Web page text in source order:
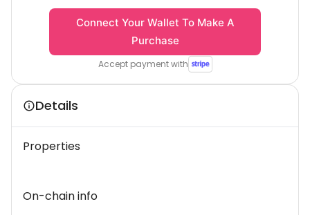
Connect Your Wallet To Make A
Purchase
Accept payment with
Details
Properties
On-chain info